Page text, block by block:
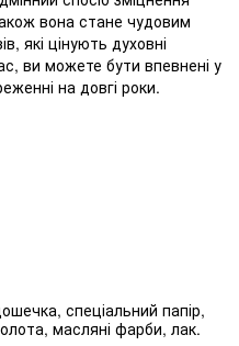
вона стане чудовим
які цінують духовні
ви можете бути впевнені у
на довгі роки.
спеціальний папір,
масляні фарби, лак.